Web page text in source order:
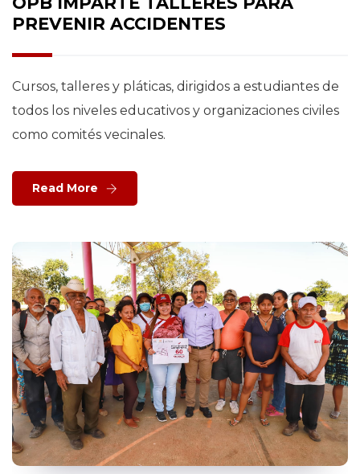
PREVENIR ACCIDENTES
Cursos, talleres y pláticas, dirigidos a estudiantes de
todos los niveles educativos y organizaciones civiles
como comités vecinales.
Read More